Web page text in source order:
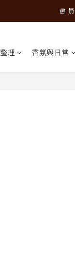
新 品 上 架
會
理 香氛與日常